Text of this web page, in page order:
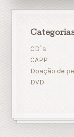
CD`s
CAPP
Doação de
DVD